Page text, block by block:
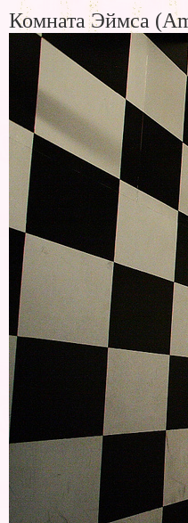
Комната Эймса